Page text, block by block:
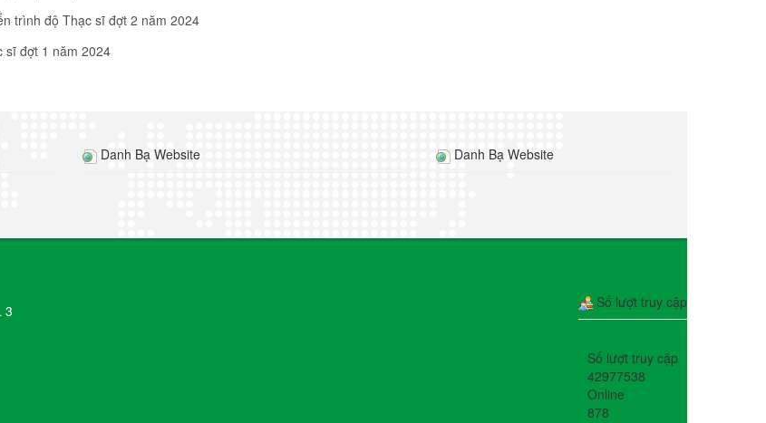
trình độ Thạc sĩ đợt 2 năm 2024
sĩ đợt 1 năm 2024
Danh Bạ Website Danh Bạ Website
3
Số lượt truy cập
Số lượt truy cập
42977538
Online
878